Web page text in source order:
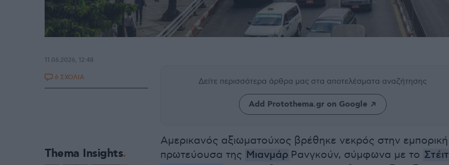
Δείτε περισσότερα άρθρα μας στα αποτελέσματα αναζήτησης
Add Protothema.gr on Google
Αμερικανός αξιωματούχος βρέθηκε νεκρός στην εμπορική
πρωτεύουσα της Μιανμάρ Ρανγκούν, σύμφωνα με το Στέιτ
11.06.2026, 12:48
6 ΣΧΟΛΙΑ
Thema Insights